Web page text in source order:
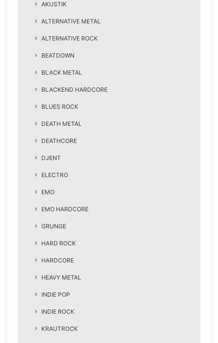
AKUSTIK
ALTERNATIVE METAL
ALTERNATIVE ROCK
BEATDOWN
BLACK METAL
BLACKEND HARDCORE
BLUES ROCK
DEATH METAL
DEATHCORE
DJENT
ELECTRO
EMO
EMO HARDCORE
GRUNGE
HARD ROCK
HARDCORE
HEAVY METAL
INDIE POP
INDIE ROCK
KRAUTROCK